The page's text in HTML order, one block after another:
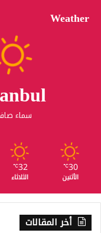
Weather
سماء
30
℃
الأثنين
32
℃
الثلاثاء
أخر المقالات